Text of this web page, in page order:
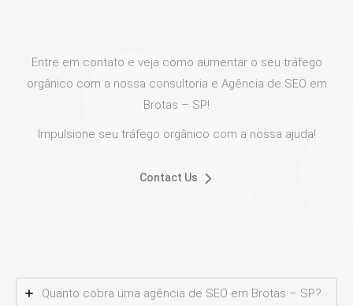
Entre em contato e veja como aumentar o seu tráfego
orgânico com a nossa consultoria e Agência de SEO em
Brotas – SP!
Impulsione seu tráfego orgânico com a nossa ajuda!
Contact Us
Quanto cobra uma agência de SEO em Brotas – SP?